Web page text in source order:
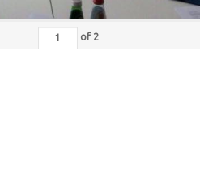
of 2